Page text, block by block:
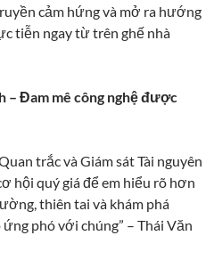
cảm hứng và mở ra hướng
tiễn ngay từ trên ghế nhà
– Đam mê công nghệ được
trắc và Giám sát Tài nguyên
hội quý giá để em hiểu rõ hơn
thiên tai và khám phá
phó với chúng” – Thái Văn